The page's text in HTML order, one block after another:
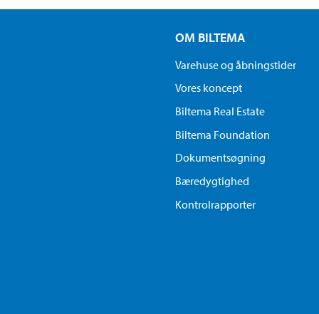
OM BILTEMA
Varehuse og åbningstider
Vores koncept
Biltema Real Estate
Biltema Foundation
Dokumentsøgning
Bæredygtighed
Kontrolrapporter